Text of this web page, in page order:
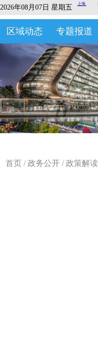
2026年08月07日 星期五
区域动态 专题报道
首页 /政务公开 /政策解读